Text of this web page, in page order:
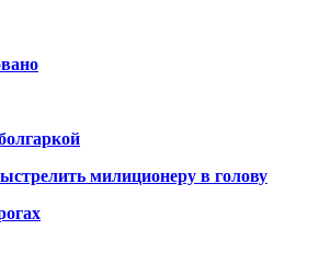
милиционеру в голову